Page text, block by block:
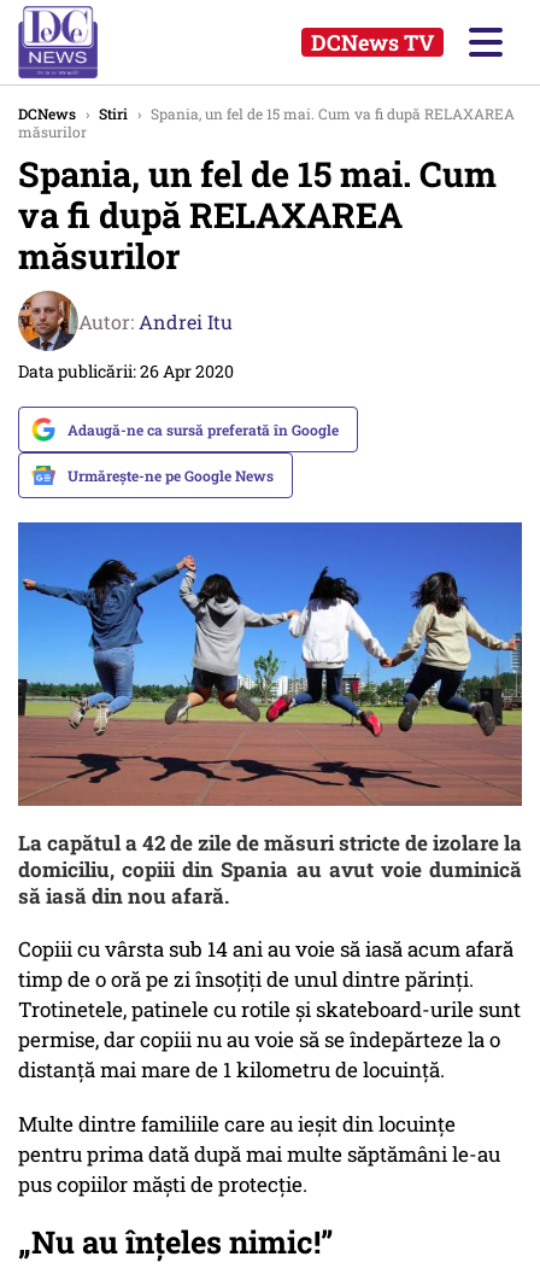
DCNews TV
DCNews › Stiri › Spania, un fel de 15 mai. Cum va fi după RELAXAREA
măsurilor
Spania, un fel de 15 mai. Cum
va fi după RELAXAREA
măsurilor
Autor: Andrei Itu
Data publicării: 26 Apr 2020
Adaugă-ne ca sursă preferată în Google
Urmărește-ne pe Google News
La capătul a 42 de zile de măsuri stricte de izolare la
domiciliu, copiii din Spania au avut voie duminică
să iasă din nou afară.
Copiii cu vârsta sub 14 ani au voie să iasă acum afară
timp de o oră pe zi însoţiţi de unul dintre părinţi.
Trotinetele, patinele cu rotile şi skateboard-urile sunt
permise, dar copiii nu au voie să se îndepărteze la o
distanţă mai mare de 1 kilometru de locuinţă.
Multe dintre familiile care au ieşit din locuinţe
pentru prima dată după mai multe săptămâni le-au
pus copiilor măşti de protecţie.
„Nu au înțeles nimic!”